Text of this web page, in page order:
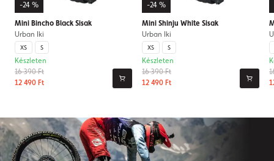
-24 %
Mini Bincho Black Sisak
Urban Iki
XS S
16 390 Ft
12 490 Ft
Készleten
-24 %
Mini Shinju White Sisak
Urban Iki
XS S
16 390 Ft
12 490 Ft
Készleten